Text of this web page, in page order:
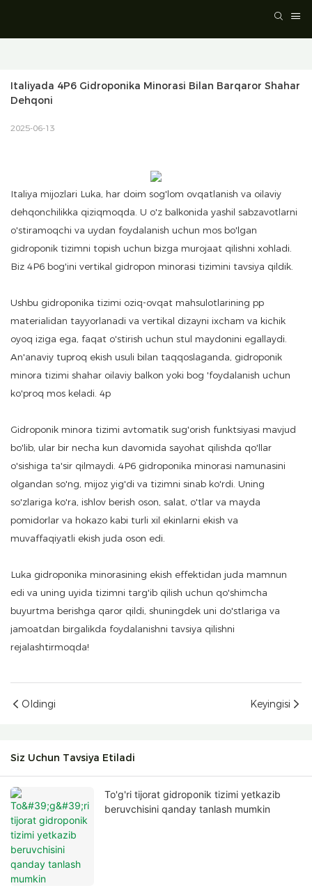
Italiyada 4P6 Gidroponika Minorasi Bilan Barqaror Shahar
Dehqoni
2025-06-13
Italiya mijozlari Luka, har doim sog'lom ovqatlanish va oilaviy
dehqonchilikka qiziqmoqda. U o'z balkonida yashil sabzavotlarni
o'stiramoqchi va uydan foydalanish uchun mos bo'lgan
gidroponik tizimni topish uchun bizga murojaat qilishni xohladi.
Biz 4P6 bog'ini vertikal gidropon minorasi tizimini tavsiya qildik.
Ushbu gidroponika tizimi oziq-ovqat mahsulotlarining pp
materialidan tayyorlanadi va vertikal dizayni ixcham va kichik
oyoq iziga ega, faqat o'stirish uchun stul maydonini egallaydi.
An'anaviy tuproq ekish usuli bilan taqqoslaganda, gidroponik
minora tizimi shahar oilaviy balkon yoki bog 'foydalanish uchun
ko'proq mos keladi. 4p
Gidroponik minora tizimi avtomatik sug'orish funktsiyasi mavjud
bo'lib, ular bir necha kun davomida sayohat qilishda qo'llar
o'sishiga ta'sir qilmaydi. 4P6 gidroponika minorasi namunasini
olgandan so'ng, mijoz yig'di va tizimni sinab ko'rdi. Uning
so'zlariga ko'ra, ishlov berish oson, salat, o'tlar va mayda
pomidorlar va hokazo kabi turli xil ekinlarni ekish va
muvaffaqiyatli ekish juda oson edi.
Luka gidroponika minorasining ekish effektidan juda mamnun
edi va uning uyida tizimni targ'ib qilish uchun qo'shimcha
buyurtma berishga qaror qildi, shuningdek uni do'stlariga va
jamoatdan birgalikda foydalanishni tavsiya qilishni
rejalashtirmoqda!
Oldingi Keyingisi
Siz Uchun Tavsiya Etiladi
To'g'ri tijorat gidroponik tizimi yetkazib
beruvchisini qanday tanlash mumkin